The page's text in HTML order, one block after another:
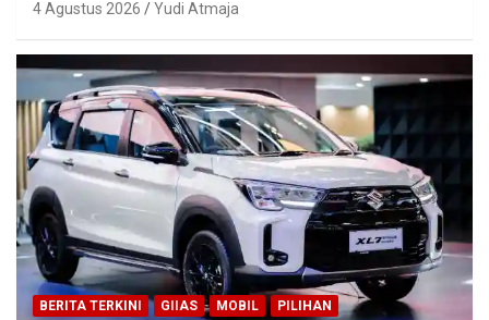
4 Agustus 2026 Yudi Atmaja
BERITA TERKINI GIIAS MOBIL PILIHAN